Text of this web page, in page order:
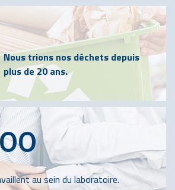
Nous trions nos déchets depuis
plus de 20 ans.
au sein du laboratoire.